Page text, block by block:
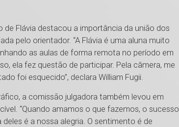
Flávia destacou a importância da união dos
pelo orientador. “A Flávia é uma aluna muito
as aulas de forma remota no período em
ela fez questão de participar. Pela câmera, me
foi esquecido”, declara William Fugii.
a comissão julgadora também levou em
“Quando amamos o que fazemos, o sucesso
é a nossa alegria. O sentimento é de